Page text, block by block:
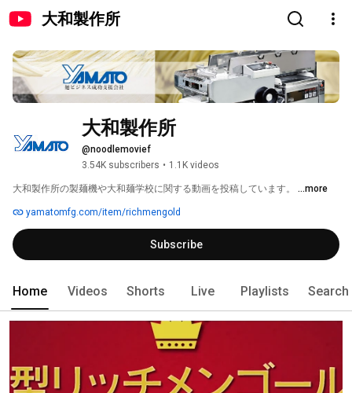
大和製作所
大和製作所
@noodlemovief
3.54K subscribers • 1.1K videos
大和製作所の製麺機や大和麺学校に関する動画を投稿しています。 ...more
yamatomfg.com/item/richmengold
Subscribe
Home Videos Shorts Live Playlists Search